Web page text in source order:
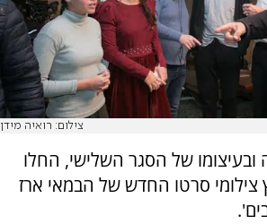
צילום: רואיה מידן
ובעיצומו של הסגר השלישי, החלו
סרטו החדש של הבמאי ארז